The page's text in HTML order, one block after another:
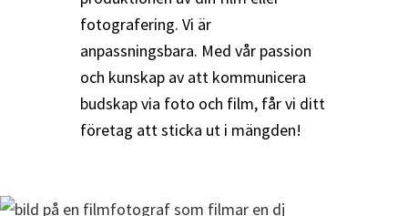
fotografering. Vi är
anpassningsbara. Med vår passion
och kunskap av att kommunicera
budskap via foto och film, får vi ditt
företag att sticka ut i mängden!